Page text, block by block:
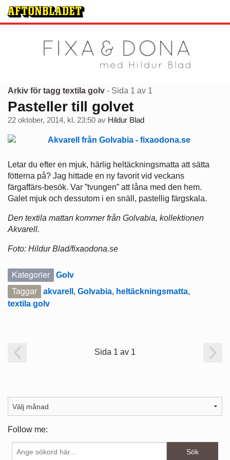
Arkiv för tagg textila golv - Sida 1 av 1
Pasteller till golvet
22 oktober, 2014, kl. 23:50 av Hildur Blad
Letar du efter en mjuk, härlig heltäckningsmatta att sätta
fötterna på? Jag hittade en ny favorit vid veckans
färgaffärs-besök. Var ”tvungen” att låna med den hem.
Galet mjuk och dessutom i en snäll, pastellig färgskala.
Den textila mattan kommer från Golvabia, kollektionen
Akvarell.
Foto: Hildur Blad/fixaodona.se
Kategorier Golv
Taggar akvarell , Golvabia, heltäckningsmatta,
textila golv
Sida 1 av 1
Follow me: